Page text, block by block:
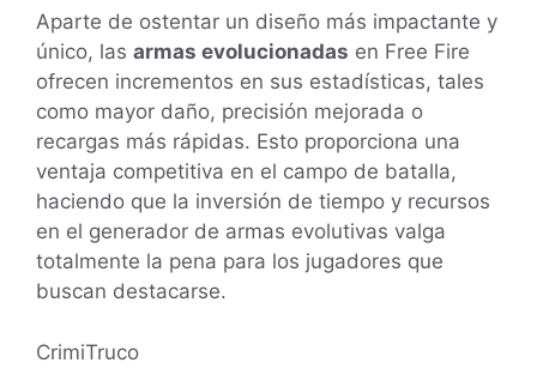
Aparte de ostentar un diseño más impactante y
único, las armas evolucionadas en Free Fire
ofrecen incrementos en sus estadísticas, tales
como mayor daño, precisión mejorada o
recargas más rápidas. Esto proporciona una
ventaja competitiva en el campo de batalla,
haciendo que la inversión de tiempo y recursos
en el generador de armas evolutivas valga
totalmente la pena para los jugadores que
buscan destacarse.
CrimiTruco